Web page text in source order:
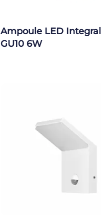
Ampoule LED
GU10 6W